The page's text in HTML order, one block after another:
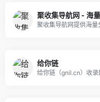
聚收集导航网 - 海
聚收集导航网提供海
给你链
给你链（gnil.cn）收